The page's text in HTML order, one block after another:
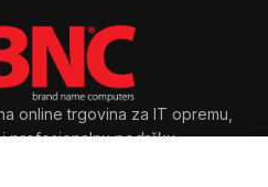
online trgovina za IT opremu,
profesionalnu podršku.